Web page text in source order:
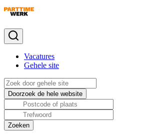
Vacatures
Gehele site